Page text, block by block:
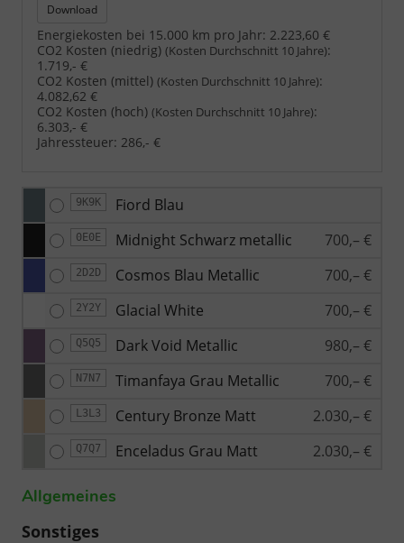
Download
Energiekosten bei 15.000 km pro Jahr: 2.223,60 €
CO2 Kosten (niedrig) (Kosten Durchschnitt 10 Jahre):
1.719,- €
CO2 Kosten (mittel) (Kosten Durchschnitt 10 Jahre):
4.082,62 €
CO2 Kosten (hoch) (Kosten Durchschnitt 10 Jahre):
6.303,- €
Jahressteuer: 286,- €
9K9K Fiord Blau
0E0E Midnight Schwarz metallic 700,– €
2D2D Cosmos Blau Metallic 700,– €
2Y2Y Glacial White 700,– €
Q5Q5 Dark Void Metallic 980,– €
N7N7 Timanfaya Grau Metallic 700,– €
L3L3 Century Bronze Matt 2.030,– €
Q7Q7 Enceladus Grau Matt 2.030,– €
Allgemeines
Sonstiges